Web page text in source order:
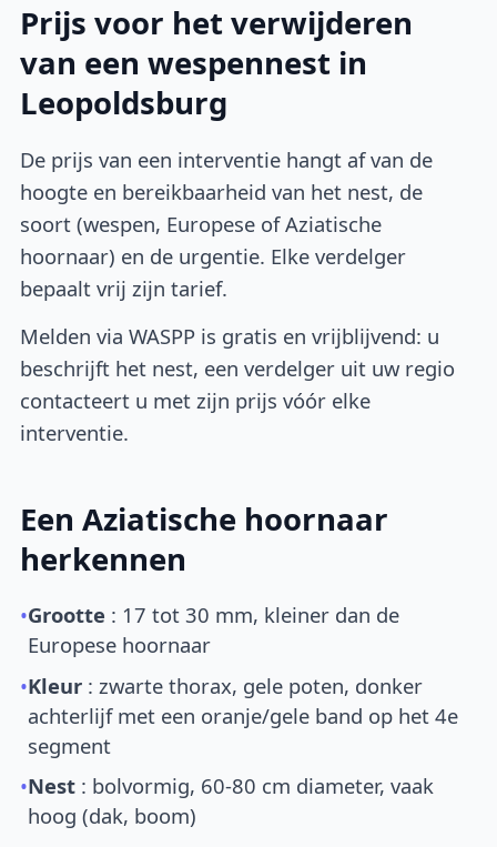
Prijs voor het verwijderen
van een wespennest in
Leopoldsburg
De prijs van een interventie hangt af van de
hoogte en bereikbaarheid van het nest, de
soort (wespen, Europese of Aziatische
hoornaar) en de urgentie. Elke verdelger
bepaalt vrij zijn tarief.
Melden via WASPP is gratis en vrijblijvend: u
beschrijft het nest, een verdelger uit uw regio
contacteert u met zijn prijs vóór elke
interventie.
Een Aziatische hoornaar
herkennen
•Grootte : 17 tot 30 mm, kleiner dan de
Europese hoornaar
•Kleur : zwarte thorax, gele poten, donker
achterlijf met een oranje/gele band op het 4e
segment
•Nest : bolvormig, 60-80 cm diameter, vaak
hoog (dak, boom)